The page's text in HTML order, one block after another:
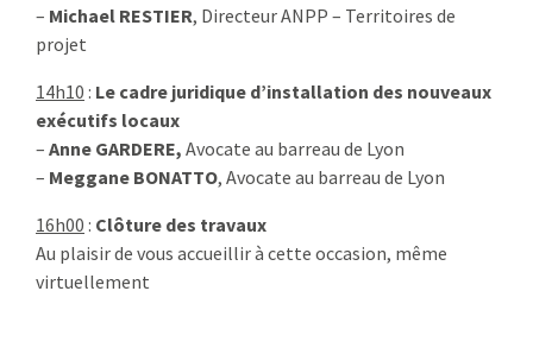
– Michael RESTIER, Directeur ANPP – Territoires de
projet
14h10 : Le cadre juridique d’installation des nouveaux
exécutifs locaux
– Anne GARDERE, Avocate au barreau de Lyon
– Meggane BONATTO, Avocate au barreau de Lyon
16h00 : Clôture des travaux
Au plaisir de vous accueillir à cette occasion, même
virtuellement